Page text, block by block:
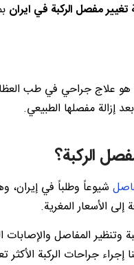
تغيير مفصل الركبة في ايران
هو علاج جراحي في طب
إزالة مفصلها الطبيعي.
الركبة؟
شيوعاً وطلباً في إيران،
الأسعار المغرية.
وتنظير المفاصل
جراحات الركبة الأكثر